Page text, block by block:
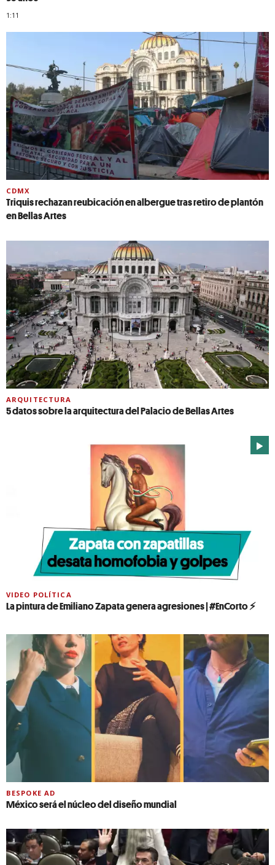
1:11
CDMX
Triquis rechazan reubicación en albergue tras retiro de plantón
en Bellas Artes
ARQUITECTURA
5 datos sobre la arquitectura del Palacio de Bellas Artes
VIDEO POLÍTICA
La pintura de Emiliano Zapata genera agresiones | #EnCorto ⚡
BESPOKE AD
México será el núcleo del diseño mundial